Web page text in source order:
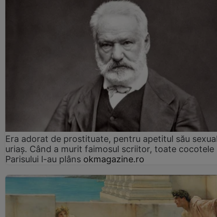
Era adorat de prostituate, pentru apetitul său
uriaș. Când a murit faimosul scriitor, toate cocotele
Parisului l-au plâns okmagazine.ro